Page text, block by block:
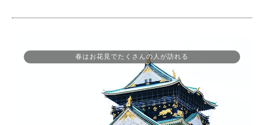
春はお花見でたくさんの人が訪れる